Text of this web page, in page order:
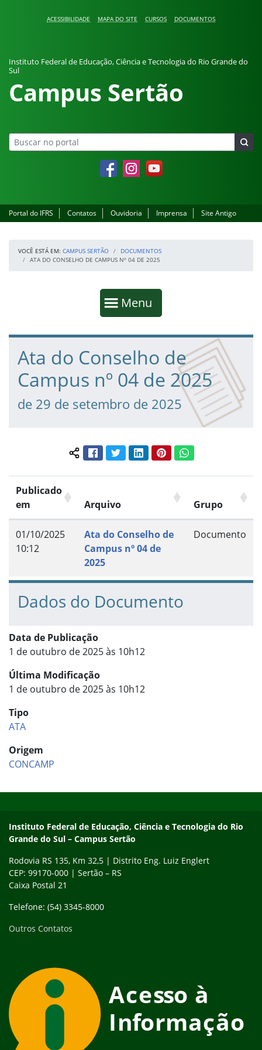
ACESSIBILIDADE MAPA DO SITE CURSOS DOCUMENTOS
Instituto Federal de Educação, Ciência e Tecnologia do Rio Grande do
Sul
Campus Sertão
FacebookInstagramYouTube
Portal do IFRS Contatos Ouvidoria Imprensa Site Antigo
VOCÊ ESTÁ EM: CAMPUS SERTÃO
DOCUMENTOS
ATA DO CONSELHO DE CAMPUS Nº 04 DE 2025
Mostrar
Menu
Fim da navegação
Início do conteúdo
Ata do Conselho de
Campus nº 04 de 2025
de 29 de setembro de 2025
Compartilhar conteúdo:
FacebookTwitterLinkedInPinterestWhatsApp
Publicado
em
Arquivo Grupo
01/10/2025
10:12
Ata do Conselho de
Campus nº 04 de
2025
Documento
Dados do Documento
Data de Publicação
1 de outubro de 2025 às 10h12
Última Modificação
1 de outubro de 2025 às 10h12
Tipo
ATA
Origem
CONCAMP
Instituto Federal de Educação, Ciência e Tecnologia do Rio
Grande do Sul – Campus Sertão
Rodovia RS 135, Km 32,5 | Distrito Eng. Luiz Englert
CEP: 99170-000 | Sertão – RS
Caixa Postal 21
Telefone: (54) 3345-8000
Outros Contatos